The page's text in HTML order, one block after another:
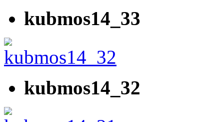
kubmos14_33
kubmos14_32